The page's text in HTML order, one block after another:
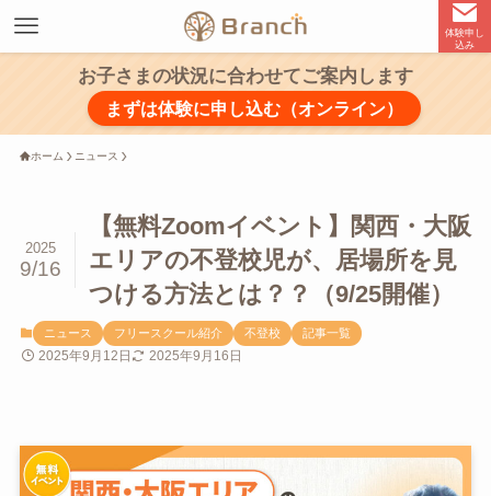
体験申し
込み
お子さまの状況に合わせてご案内します
まずは体験に申し込む（オンライン）
ホーム ニュース
【無料Zoomイベント】関西・大阪
エリアの不登校児が、居場所を見
つける方法とは？？（9/25開催）
2025
9/16
ニュース フリースクール紹介 不登校 記事一覧
2025年9月12日 2025年9月16日